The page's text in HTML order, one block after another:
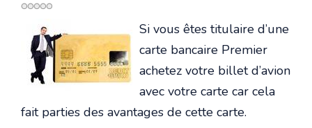
Si vous êtes titulaire d’une
carte bancaire Premier
achetez votre billet d’avion
avec votre carte car cela
fait parties des avantages de cette carte.